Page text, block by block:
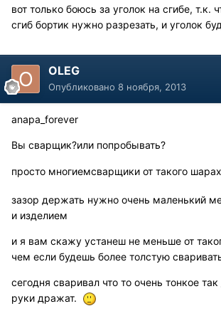
вот только боюсь за уголок на сгибе, т.к.
сгиб бортик нужно разрезать, и уголок
OLEG
Опубликовано 8 ноября, 2013
anapa_forever
Вы сварщик?или попробывать?
просто многиемсварщики от такого
зазор держать нужно очень маленький
и изделием
и я вам скажу устанеш не меньше от
чем если будешь более толстую
сегодня сваривал что то очень тонкое
руки дражат.